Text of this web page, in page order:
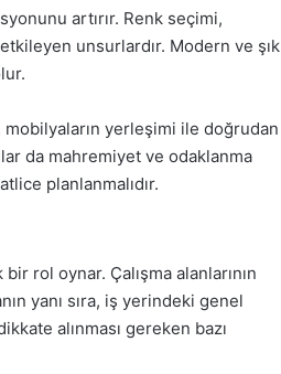
artırır. Renk seçimi,
unsurlardır. Modern ve şık
mobilyaların yerleşimi ile doğrudan
da mahremiyet ve odaklanma
planlanmalıdır.
rol oynar. Çalışma alanlarının
yanı sıra, iş yerindeki genel
alınması gereken bazı